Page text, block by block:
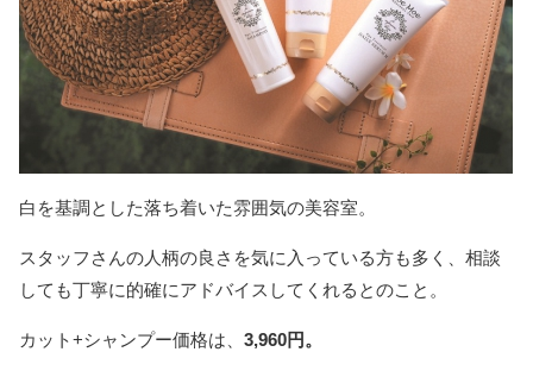
白を基調とした落ち着いた雰囲気の美容室。
スタッフさんの人柄の良さを気に入っている方も多く、相談
しても丁寧に的確にアドバイスしてくれるとのこと。
カット+シャンプー価格は、 3,960円。